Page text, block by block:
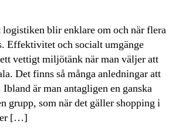
logistiken blir enklare om och när flera
Effektivitet och socialt umgänge
vettigt miljötänk när man väljer att
Det finns så många anledningar att
är man antagligen en ganska
grupp, som när det gäller shopping i
[…]